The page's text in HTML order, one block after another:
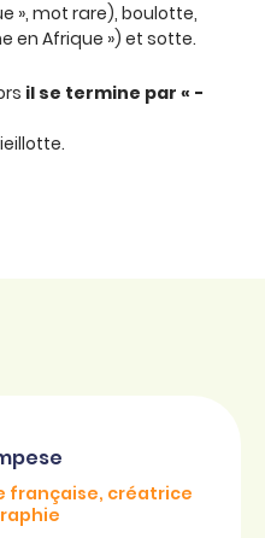
», mot rare), boulotte,
en Afrique ») et sotte.
il se termine par « -
française, créatrice